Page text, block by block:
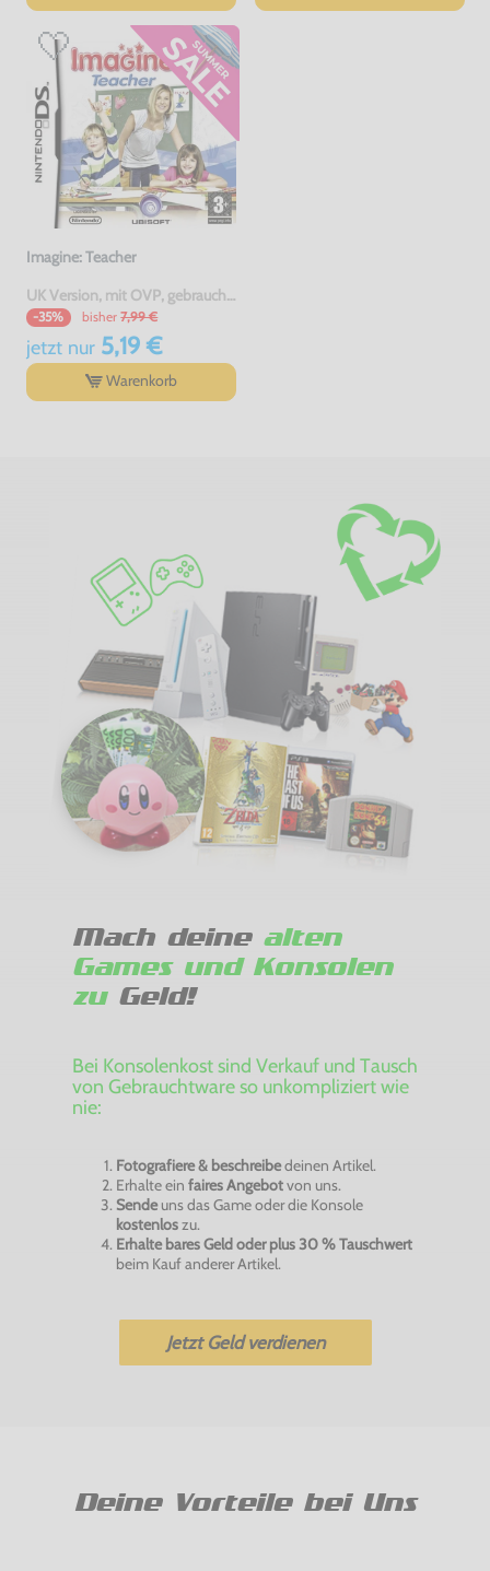
Imagine: Teacher
UK Version, mit OVP, gebraucht, USK18
-35% bisher 7,99 €
jetzt nur5,19 €
Warenkorb
Mach deine alten
Games und Konsolen
zuGeld!
Bei Konsolenkost sind Verkauf und Tausch
von Gebrauchtware so unkompliziert wie
nie:
Fotografiere & beschreibedeinen Artikel.
Erhalte ein faires Angebotvon uns.
Sendeuns das Game oder die Konsole
kostenloszu.
Erhalte bares Geld oder plus 30 % Tauschwert
beim Kauf anderer Artikel.
Jetzt Geld verdienen
Deine Vorteile bei Uns